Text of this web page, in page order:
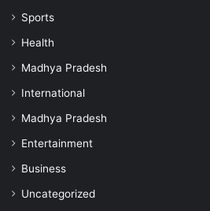
Sports
Health
Madhya Pradesh
International
Madhya Pradesh
Entertainment
Business
Uncategorized